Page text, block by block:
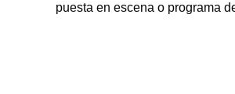
puesta en escena o programa